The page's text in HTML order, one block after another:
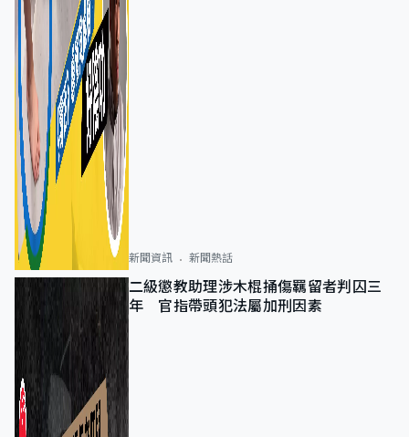
新聞資訊 新聞熱話
二級懲教助理涉木棍捅傷羈留者判囚三
年 官指帶頭犯法屬加刑因素